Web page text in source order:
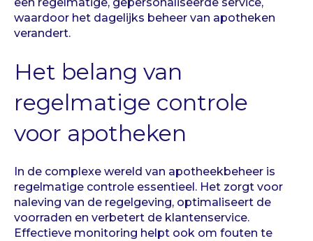
waardoor het dagelijks beheer van apotheken
verandert.
Het belang van
regelmatige controle
voor apotheken
In de complexe wereld van apotheekbeheer is
regelmatige controle essentieel. Het zorgt voor
naleving van de regelgeving, optimaliseert de
voorraden en verbetert de klantenservice.
Effectieve monitoring helpt ook om fouten te